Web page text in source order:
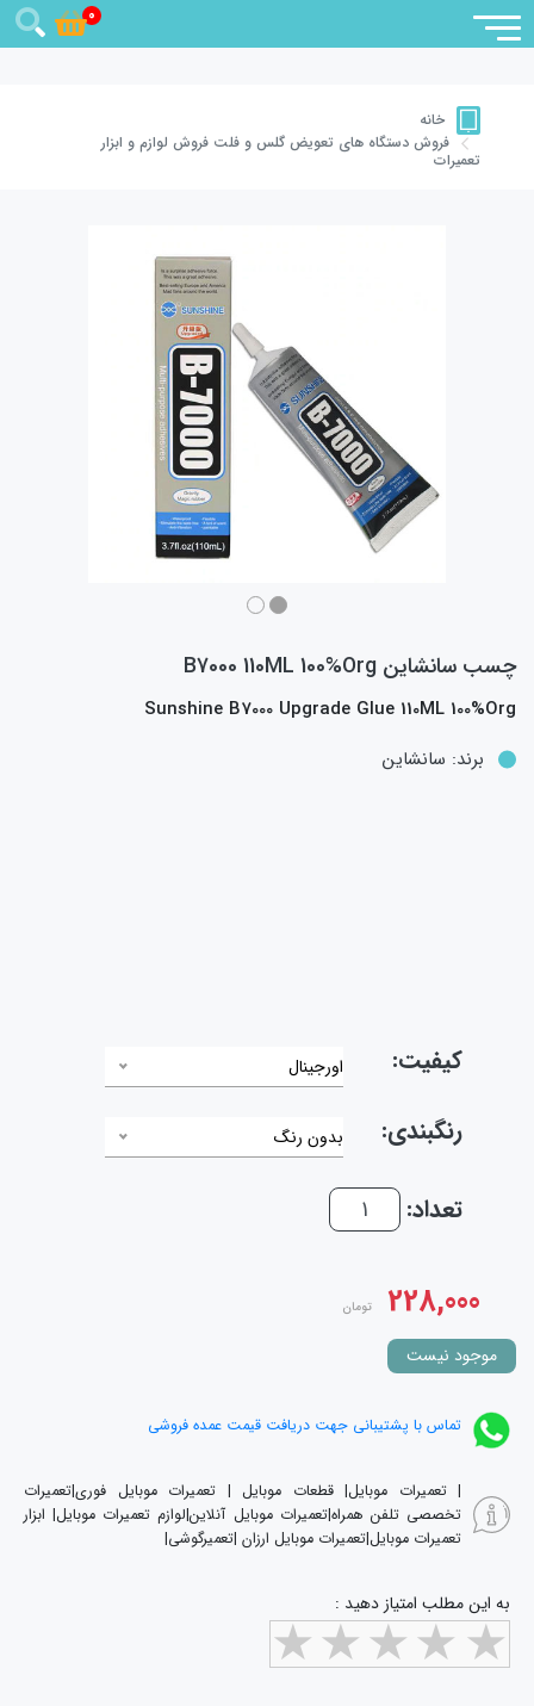
0
خانه
فروش دستگاه های تعویض گلس و فلت فروش لوازم و ابزار
تعمیرات
چسب سانشاین B7000 110ML 100%Org
Sunshine B7000 Upgrade Glue 110ML 100%Org
برند: سانشاین
کیفیت: اورجینال
رنگبندی: بدون رنگ
تعداد:
228,000 تومان
موجود نیست
تماس با پشتیبانی جهت دریافت قیمت عمده فروشی
| تعمیرات موبایل| قطعات موبایل | تعمیرات موبایل فوری|تعمیرات
تخصصی تلفن همراه|تعمیرات موبایل آنلاین|لوازم تعمیرات موبایل| ابزار
تعمیرات موبایل|تعمیرات موبایل ارزان |تعمیرگوشی|
به این مطلب امتیاز دهید :